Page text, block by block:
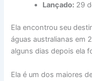
Lançado: 29
Ela encontrou seu
águas australianas em
alguns dias depois ela
Ela é um dos maiores